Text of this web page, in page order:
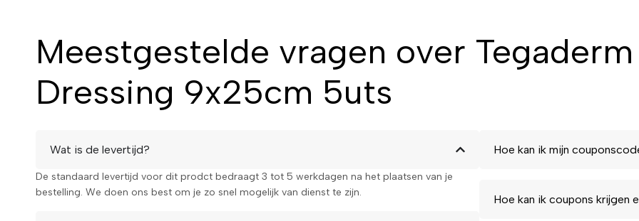
Meestgestelde vragen over
Dressing 9x25cm 5uts
Wat is de levertijd?
De standaard levertijd voor dit prodct bedraagt 3 tot 5 werkdagen na het plaatsen van je
bestelling. We doen ons best om je zo snel mogelijk van dienst te zijn.
Hoe kan ik mijn
Hoe kan ik coupons krijgen